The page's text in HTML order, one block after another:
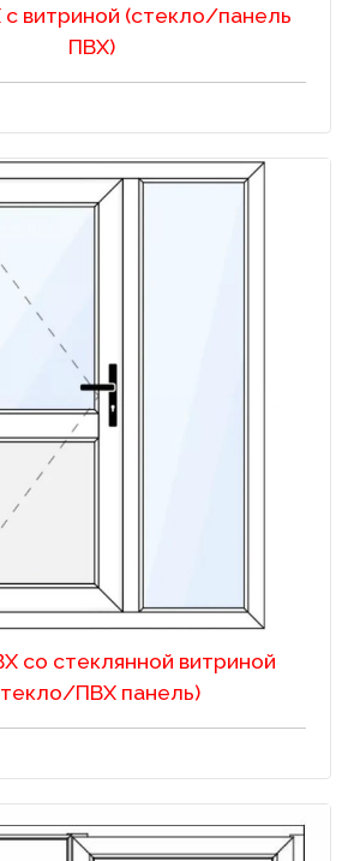
витриной (стекло/панель
ПВХ)
со стеклянной витриной
ПВХ панель)